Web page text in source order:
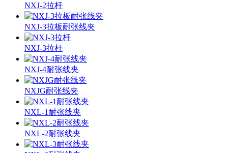
NXJ-2拉杆
NXJ-3拉板耐张线夹
NXJ-3拉杆
NXJ-4耐张线夹
NXJG耐张线夹
NXL-1耐张线夹
NXL-2耐张线夹